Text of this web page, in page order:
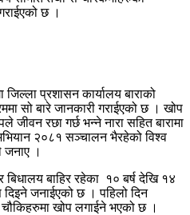
छ ।
जिल्ला प्रशासन कार्यालय बाराको
सो बारे जानकारी गराईएको छ । खोप
जीवन रछा गर्छ भन्ने नारा सहित बारामा
२०८१ सञ्चालन भैरहेको विश्व
जनाए ।
बाहिर रहेका १० बर्ष देखि १४
जनाईएको छ । पहिलो दिन
चौकिहरुमा खोप लगाईने भएको छ ।